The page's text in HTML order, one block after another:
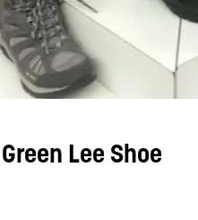
Green Lee Shoe